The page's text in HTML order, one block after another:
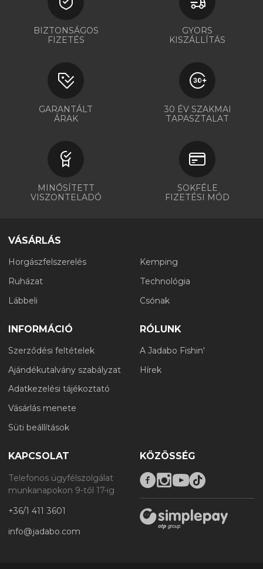
BIZTONSÁGOS
FIZETÉS
GYORS
KISZÁLLÍTÁS
GARANTÁLT
ÁRAK
30 ÉV SZAKMAI
TAPASZTALAT
MINŐSÍTETT
VISZONTELADÓ
SOKFÉLE
FIZETÉSI MÓD
VÁSÁRLÁS
Horgászfelszerelés
Ruházat
Lábbeli
Kemping
Technológia
Csónak
INFORMÁCIÓ
Szerződési feltételek
Ajándékutalvány szabályzat
Adatkezelési tájékoztató
Vásárlás menete
Süti beállítások
RÓLUNK
A Jadabo Fishin'
Hírek
KAPCSOLAT
Telefonos ügyfélszolgálat
munkanapokon 9-től 17-ig
+36/1 411 3601
info@jadabo.com
KÖZÖSSÉG